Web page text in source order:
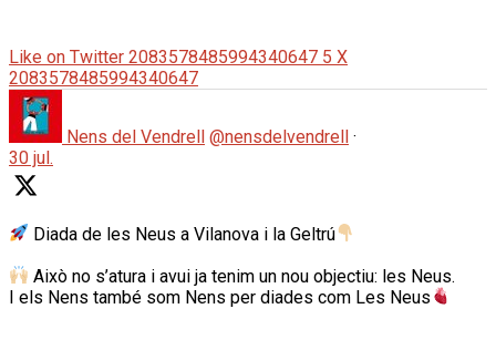
Like on Twitter 2083578485994340647 5 X
2083578485994340647
Nens del Vendrell @nensdelvendrell ·
30 jul.
Diada de les Neus a Vilanova i la Geltrú
Això no s’atura i avui ja tenim un nou objectiu: les Neus.
I els Nens també som Nens per diades com Les Neus